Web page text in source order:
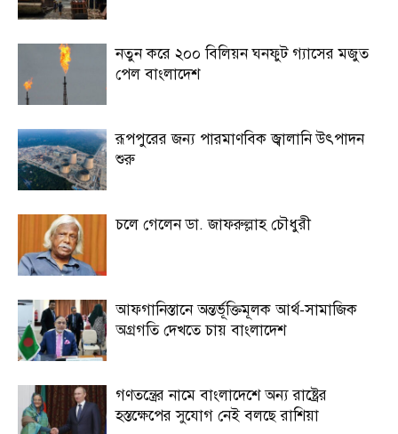
নতুন করে ২০০ বিলিয়ন ঘনফুট গ্যাসের মজুত
পেল বাংলাদেশ
রূপপুরের জন্য পারমাণবিক জ্বালানি উৎপাদন
শুরু
চলে গেলেন ডা. জাফরুল্লাহ চৌধুরী
আফগানিস্তানে অন্তর্ভূক্তিমূলক আর্থ-সামাজিক
অগ্রগতি দেখতে চায় বাংলাদেশ
গণতন্ত্রের নামে বাংলাদেশে অন্য রাষ্ট্রের
হস্তক্ষেপের সুযোগ নেই বলছে রাশিয়া